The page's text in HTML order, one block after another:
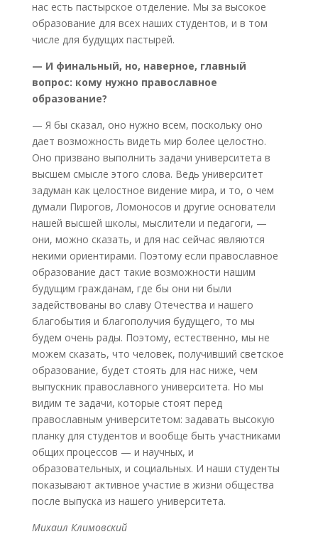
нас есть пастырское отделение. Мы за высокое
образование для всех наших студентов, и в том
числе для будущих пастырей.
— И финальный, но, наверное, главный
вопрос: кому нужно православное
образование?
— Я бы сказал, оно нужно всем, поскольку оно
дает возможность видеть мир более целостно.
Оно призвано выполнить задачи университета в
высшем смысле этого слова. Ведь университет
задуман как целостное видение мира, и то, о чем
думали Пирогов, Ломоносов и другие основатели
нашей высшей школы, мыслители и педагоги, —
они, можно сказать, и для нас сейчас являются
некими ориентирами. Поэтому если православное
образование даст такие возможности нашим
будущим гражданам, где бы они ни были
задействованы во славу Отечества и нашего
благобытия и благополучия будущего, то мы
будем очень рады. Поэтому, естественно, мы не
можем сказать, что человек, получивший светское
образование, будет стоять для нас ниже, чем
выпускник православного университета. Но мы
видим те задачи, которые стоят перед
православным университетом: задавать высокую
планку для студентов и вообще быть участниками
общих процессов — и научных, и
образовательных, и социальных. И наши студенты
показывают активное участие в жизни общества
после выпуска из нашего университета.
Михаил Климовский